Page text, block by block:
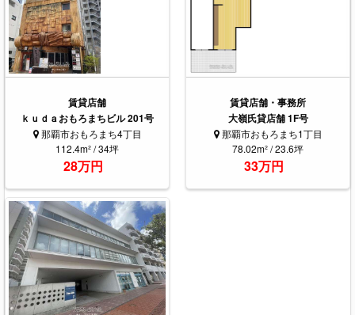
賃貸店舗
ｋｕｄａおもろまちビル 201号
那覇市おもろまち4丁目
112.4m² / 34坪
28万円
賃貸店舗・事務所
大嶺氏貸店舗 1F号
那覇市おもろまち1丁目
78.02m² / 23.6坪
33万円